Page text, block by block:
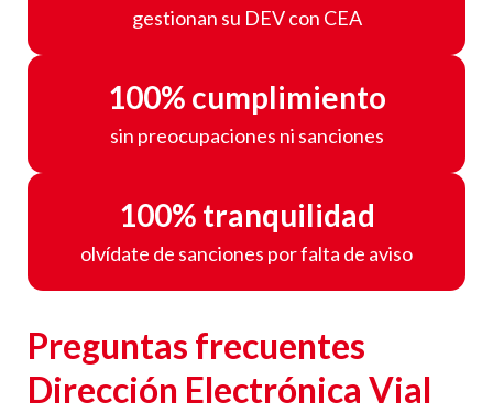
gestionan su DEV con CEA
100% cumplimiento
sin preocupaciones ni sanciones
100% tranquilidad
olvídate de sanciones por falta de aviso
Preguntas frecuentes
Dirección Electrónica Vial